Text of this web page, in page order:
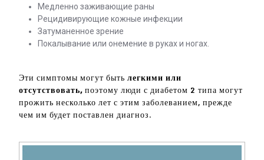
Медленно заживающие раны
Рецидивирующие кожные инфекции
Затуманенное зрение
Покалывание или онемение в руках и ногах.
Эти симптомы могут быть легкими или
отсутствовать, поэтому люди с диабетом 2 типа могут
прожить несколько лет с этим заболеванием, прежде
чем им будет поставлен диагноз.